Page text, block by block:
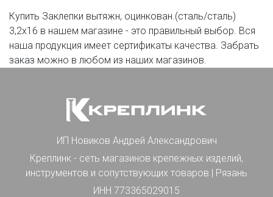
Купить Заклепки вытяжн, оцинкован.(сталь/сталь)
3,2х16 в нашем магазине - это правильный выбор. Вся
наша продукция имеет сертификаты качества. Забрать
заказ можно в любом из наших магазинов.
ИП Новиков Андрей Александрович
Креплинк - сеть магазинов крепежных изделий,
инструментов и сопутствующих товаров | Рязань
ИНН 773365029015